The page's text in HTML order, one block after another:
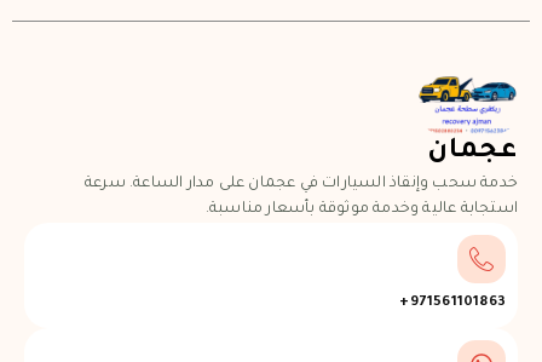
عجمان
خدمة سحب وإنقاذ السيارات في عجمان على مدار الساعة. سرعة
استجابة عالية وخدمة موثوقة بأسعار مناسبة.
971561101863+